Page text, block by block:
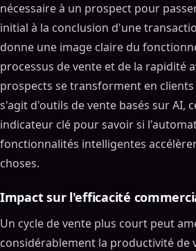
nécessaire à un prospect pour
initial à la conclusion d'une
donne une image claire du
processus de vente et de la rapidité
prospects se transforment en
s'agit d'outils de vente basés sur AI,
indicateur clé pour savoir si
fonctionnalités intelligentes
choses.
Impact sur l'efficacité
Un cycle de vente plus court peut
considérablement la productivité de